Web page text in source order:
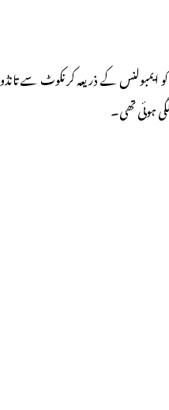
کے ذریعہ کرنکوٹ سے
ہوئی تھی۔